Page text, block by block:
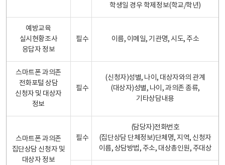
학생일 경우 학제정보(학교/학년)
예방교육
실시현황조사
응답자 정보
필수 이름, 이메일, 기관명, 시도, 주소
스마트폰 과의존
전화포털 상담
신청자 및 대상자
정보
필수
(신청자)성별, 나이, 대상자와의 관계
(대상자)성별, 나이, 과의존 종류,
기타상담내용
스마트폰 과의존
집단상담 신청자 및
대상자 정보
필수
(담당자)전화번호
(집단상담 단체정보)단체명, 지역, 신청자
이름, 상담방법, 주소, 대상총인원, 주대상